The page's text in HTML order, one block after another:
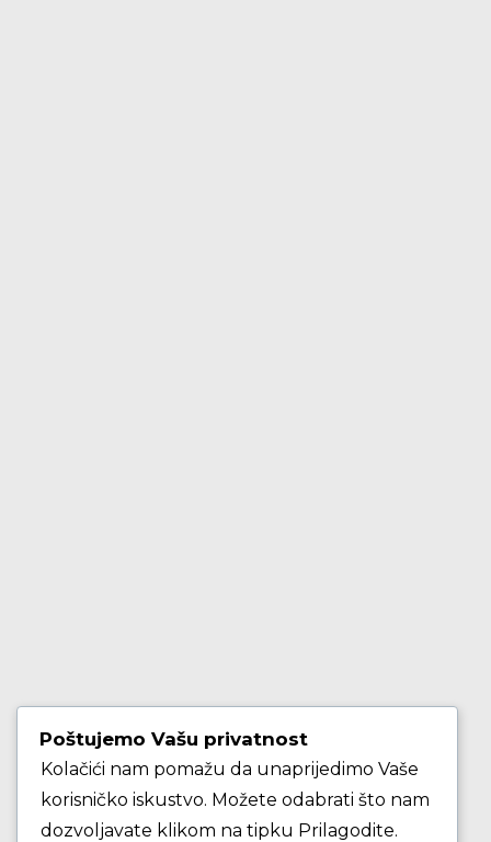
KORISNIČKE STRANICE
Škola košarke
Zašto je dobro upisati dijete na košarku?
Poštujemo Vašu privatnost
Kolačići nam pomažu da unaprijedimo Vaše
korisničko iskustvo. Možete odabrati što nam
dozvoljavate klikom na tipku Prilagodite.